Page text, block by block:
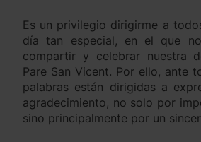
Es un privilegio dirigirme a
día tan especial, en el que
compartir y celebrar nuestra
Pare San Vicent. Por ello, ante
palabras están dirigidas a
agradecimiento, no solo por
sino principalmente por un